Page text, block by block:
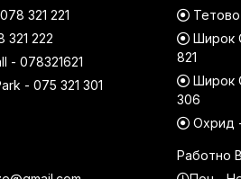
321 221
321 222
- 078321621
- 075 321 301
Тетово
Широк
821
Широк
306
Охрид -
Работно